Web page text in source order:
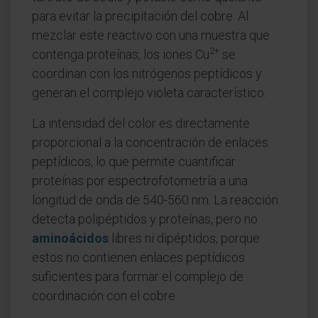
para evitar la precipitación del cobre. Al
mezclar este reactivo con una muestra que
contenga proteínas, los iones Cu2+ se
coordinan con los nitrógenos peptídicos y
generan el complejo violeta característico.
La intensidad del color es directamente
proporcional a la concentración de enlaces
peptídicos, lo que permite cuantificar
proteínas por espectrofotometría a una
longitud de onda de 540-560 nm. La reacción
detecta polipéptidos y proteínas, pero no
aminoácidos libres ni dipéptidos, porque
estos no contienen enlaces peptídicos
suficientes para formar el complejo de
coordinación con el cobre.